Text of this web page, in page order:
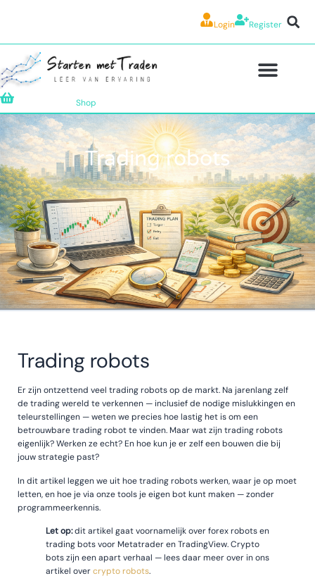
Login Register
Shop
Trading robots
Trading robots
Er zijn ontzettend veel trading robots op de markt. Na jarenlang zelf
de trading wereld te verkennen — inclusief de nodige mislukkingen en
teleurstellingen — weten we precies hoe lastig het is om een
betrouwbare trading robot te vinden. Maar wat zijn trading robots
eigenlijk? Werken ze echt? En hoe kun je er zelf een bouwen die bij
jouw strategie past?
In dit artikel leggen we uit hoe trading robots werken, waar je op moet
letten, en hoe je via onze tools je eigen bot kunt maken — zonder
programmeerkennis.
Let op:dit artikel gaat voornamelijk over forex robots en
trading bots voor Metatrader en TradingView. Crypto
bots zijn een apart verhaal — lees daar meer over in ons
artikel overcrypto robots.